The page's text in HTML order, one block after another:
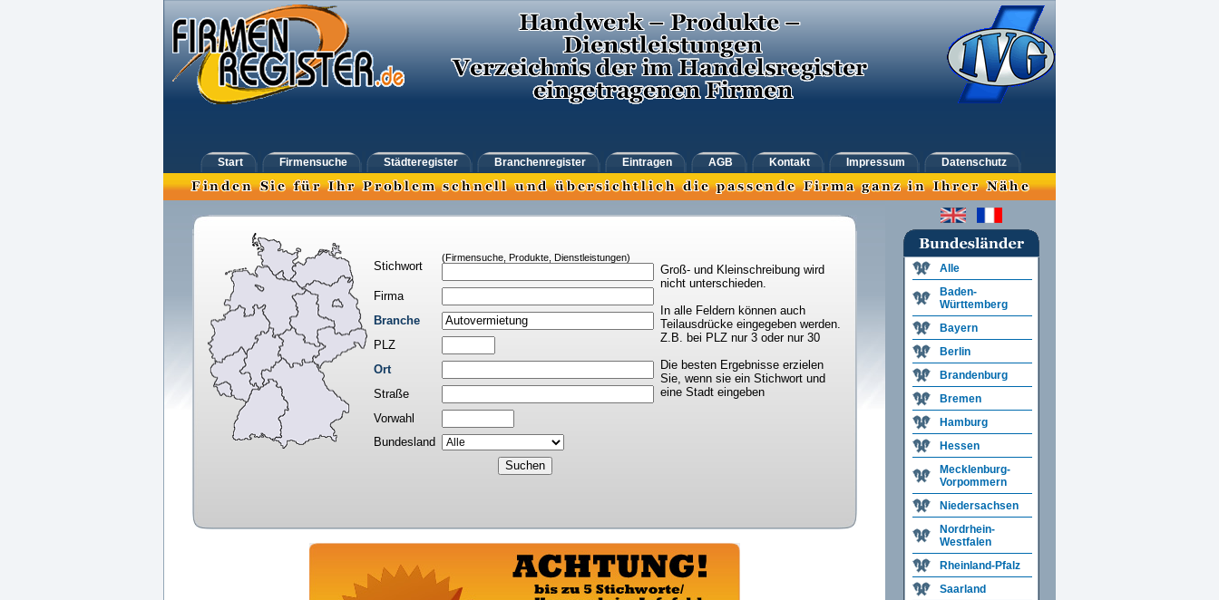
Start Firmensuche Städteregister Branchenregister Eintragen AGB Kontakt Impressum Datenschutz
Stichwort
(Firmensuche, Produkte, Dienstleistungen)
Groß- und Kleinschreibung wird
nicht unterschieden.
In alle Feldern können auch
Teilausdrücke eingegeben werden.
Z.B. bei PLZ nur 3 oder nur 30
Die besten Ergebnisse erzielen
Sie, wenn sie ein Stichwort und
eine Stadt eingeben
Firma
Branche
PLZ
Ort
Straße
Vorwahl
Bundesland
Alle
Baden-
Württemberg
Bayern
Berlin
Brandenburg
Bremen
Hamburg
Hessen
Mecklenburg-
Vorpommern
Niedersachsen
Nordrhein-
Westfalen
Rheinland-Pfalz
Saarland